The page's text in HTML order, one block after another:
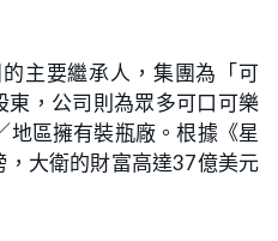
主要繼承人，集團為「可
東，公司則為眾多可口可樂
區擁有裝瓶廠。根據《星
大衛的財富高達37億美元